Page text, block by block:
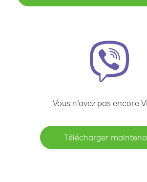
Vous n’avez pas encore
Télécharger